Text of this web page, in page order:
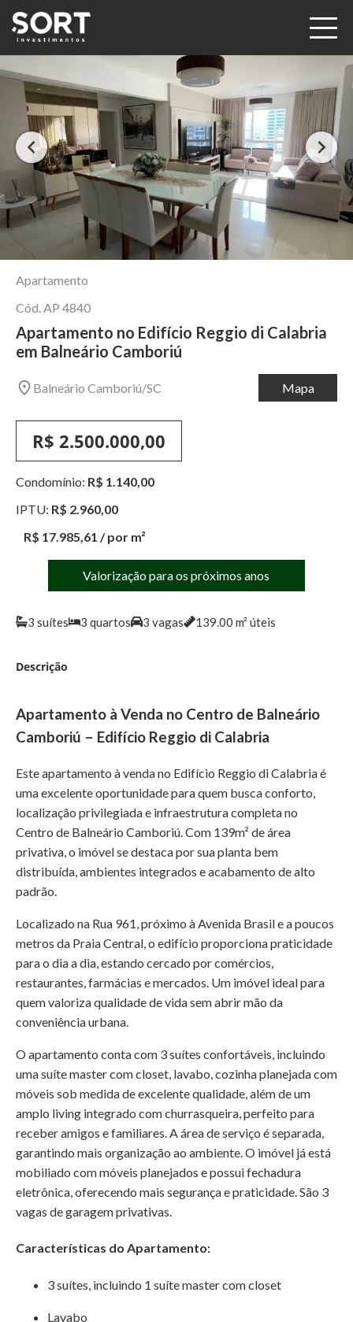
Apartamento
Cód.AP 4840
Apartamento no Edifício Reggio di Calabria
em Balneário Camboriú
Balneário Camboriú/SC Mapa
R$ 2.500.000,00
Condomínio: R$ 1.140,00
IPTU: R$ 2.960,00
R$ 17.985,61 / por m²
Valorização para os próximos anos
3 suítes 3 quartos 3 vagas 139.00 m² úteis
Descrição
Apartamento à Venda no Centro de Balneário
Camboriú – Edifício Reggio di Calabria
Este apartamento à venda no Edifício Reggio di Calabria é
uma excelente oportunidade para quem busca conforto,
localização privilegiada e infraestrutura completa no
Centro de Balneário Camboriú. Com 139m² de área
privativa, o imóvel se destaca por sua planta bem
distribuída, ambientes integrados e acabamento de alto
padrão.
Localizado na Rua 961, próximo à Avenida Brasil e a poucos
metros da Praia Central, o edifício proporciona praticidade
para o dia a dia, estando cercado por comércios,
restaurantes, farmácias e mercados. Um imóvel ideal para
quem valoriza qualidade de vida sem abrir mão da
conveniência urbana.
O apartamento conta com 3 suítes confortáveis, incluindo
uma suíte master com closet, lavabo, cozinha planejada com
móveis sob medida de excelente qualidade, além de um
amplo living integrado com churrasqueira, perfeito para
receber amigos e familiares. A área de serviço é separada,
garantindo mais organização ao ambiente. O imóvel já está
mobiliado com móveis planejados e possui fechadura
eletrônica, oferecendo mais segurança e praticidade. São 3
vagas de garagem privativas.
Características do Apartamento:
3 suítes, incluindo 1 suíte master com closet
Lavabo